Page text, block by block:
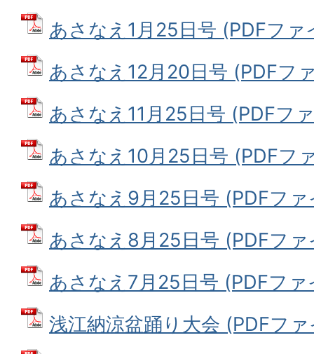
あさなえ1月25日号 (PDFファ
あさなえ12月20日号 (PDFフ
あさなえ11月25日号 (PDFフ
あさなえ10月25日号 (PDFフ
あさなえ9月25日号 (PDFフ
あさなえ8月25日号 (PDFフ
あさなえ7月25日号 (PDFフ
浅江納涼盆踊り大会 (PDFフ